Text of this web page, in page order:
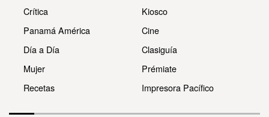
Crítica
Panamá América
Día a Día
Mujer
Recetas
Kiosco
Cine
Clasiguía
Prémiate
Impresora Pacífico